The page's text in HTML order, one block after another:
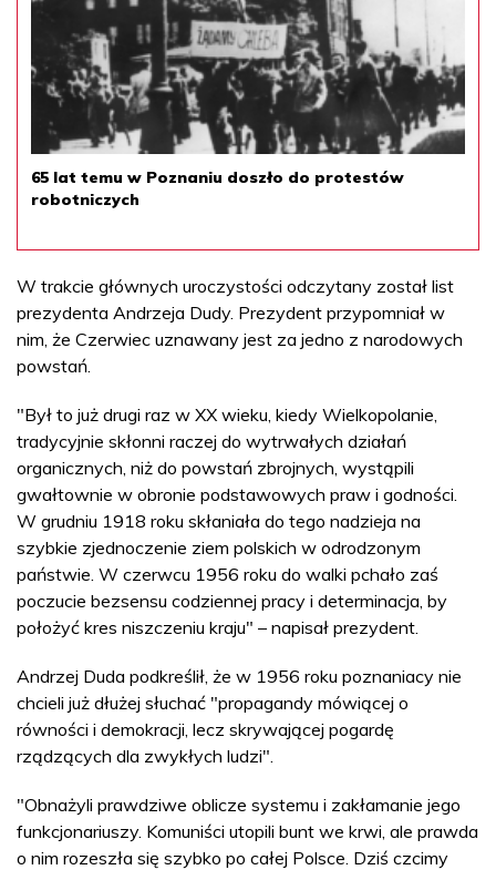
65 lat temu w Poznaniu doszło do protestów
robotniczych
W trakcie głównych uroczystości odczytany został list
prezydenta Andrzeja Dudy. Prezydent przypomniał w
nim, że Czerwiec uznawany jest za jedno z narodowych
powstań.
"Był to już drugi raz w XX wieku, kiedy Wielkopolanie,
tradycyjnie skłonni raczej do wytrwałych działań
organicznych, niż do powstań zbrojnych, wystąpili
gwałtownie w obronie podstawowych praw i godności.
W grudniu 1918 roku skłaniała do tego nadzieja na
szybkie zjednoczenie ziem polskich w odrodzonym
państwie. W czerwcu 1956 roku do walki pchało zaś
poczucie bezsensu codziennej pracy i determinacja, by
położyć kres niszczeniu kraju" – napisał prezydent.
Andrzej Duda podkreślił, że w 1956 roku poznaniacy nie
chcieli już dłużej słuchać "propagandy mówiącej o
równości i demokracji, lecz skrywającej pogardę
rządzących dla zwykłych ludzi".
"Obnażyli prawdziwe oblicze systemu i zakłamanie jego
funkcjonariuszy. Komuniści utopili bunt we krwi, ale prawda
o nim rozeszła się szybko po całej Polsce. Dziś czcimy